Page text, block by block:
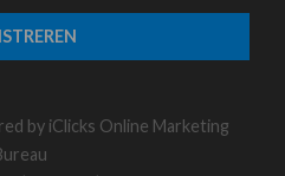
by iClicks Online Marketing